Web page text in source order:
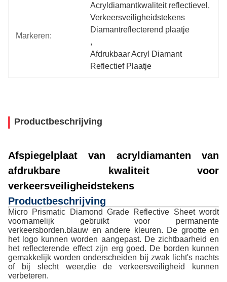
Markeren:
Acryldiamantkwaliteit reflectievel
Verkeersveiligheidstekens
Diamantreflecterend plaatje
,
Afdrukbaar Acryl Diamant
Reflectief Plaatje
Productbeschrijving
Afspiegelplaat van acryldiamanten van
afdrukbare kwaliteit voor
verkeersveiligheidstekens
Productbeschrijving
Micro Prismatic Diamond Grade Reflective Sheet wordt
voornamelijk gebruikt voor permanente
verkeersborden.blauw en andere kleuren. De grootte en
het logo kunnen worden aangepast. De zichtbaarheid en
het reflecterende effect zijn erg goed. De borden kunnen
gemakkelijk worden onderscheiden bij zwak licht's nachts
of bij slecht weer,die de verkeersveiligheid kunnen
verbeteren.